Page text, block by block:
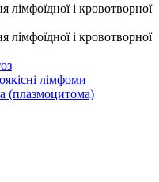
лімфоїдної і кровотворної
лімфоїдної і кровотворної
лімфоми
(плазмоцитома)